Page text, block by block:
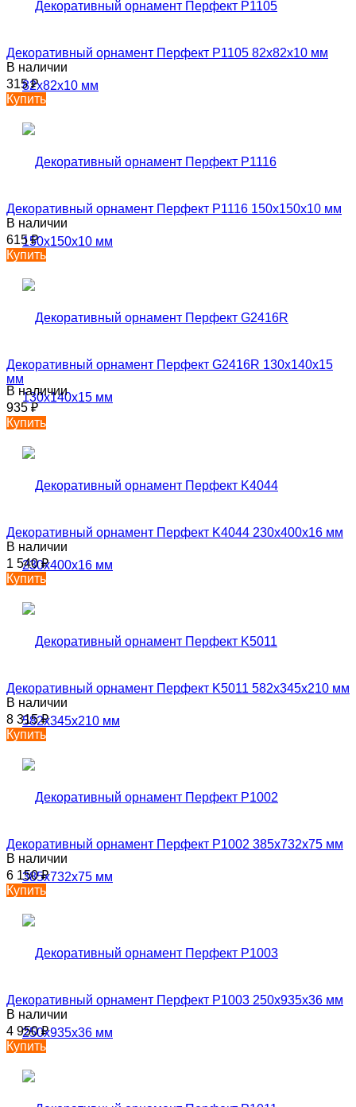
Декоративный орнамент Перфект P1105 82х82х10 мм
В наличии
315₽
Купить
Декоративный орнамент Перфект P1116 150х150х10 мм
В наличии
615₽
Купить
Декоративный орнамент Перфект G2416R 130х140х15
мм
В наличии
935₽
Купить
Декоративный орнамент Перфект K4044 230х400х16 мм
В наличии
1 540₽
Купить
Декоративный орнамент Перфект K5011 582х345х210 мм
В наличии
8 315₽
Купить
Декоративный орнамент Перфект P1002 385х732х75 мм
В наличии
6 150₽
Купить
Декоративный орнамент Перфект P1003 250х935х36 мм
В наличии
4 950₽
Купить